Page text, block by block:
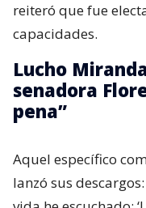
reiteró que fue
capacidades.
Lucho
senadora
pena”
Aquel específico
lanzó sus